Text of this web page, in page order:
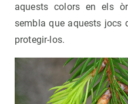
aquests colors en els
sembla que aquests jocs
protegir-los.